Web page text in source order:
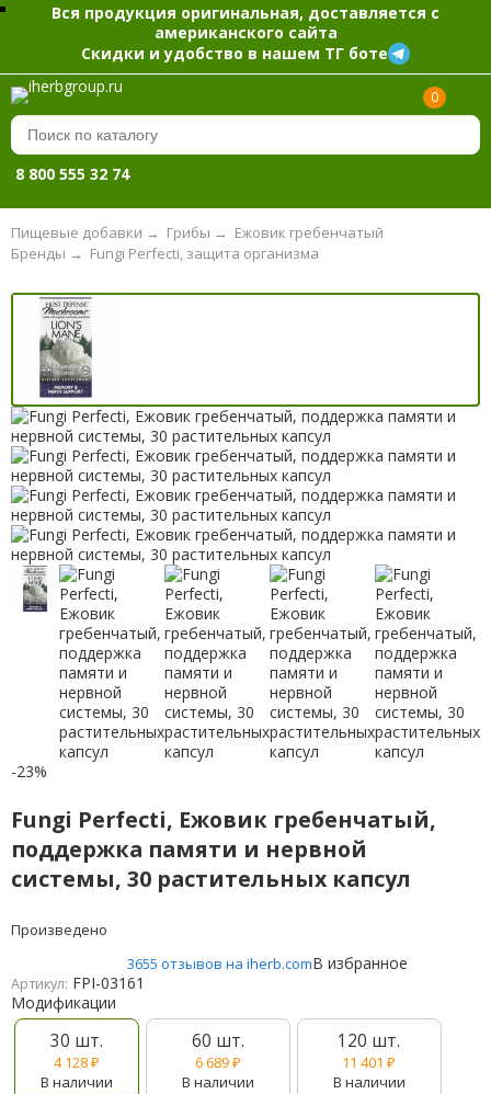
Вся продукция оригинальная, доставляется с
американского сайта
Скидки и удобство в нашем ТГ боте
0
8 800 555 32 74
Пищевые добавки → Грибы → Ежовик гребенчатый
Fungi Perfecti, защита организма
Бренды →
-23%
Fungi Perfecti, Ежовик гребенчатый,
поддержка памяти и нервной
системы, 30 растительных капсул
Произведено
3655 отзывов на iherb.comВ избранное
Артикул: FPI-03161
Модификации
30 шт.
4 128₽
В наличии
60 шт.
6 689₽
В наличии
120 шт.
11 401₽
В наличии